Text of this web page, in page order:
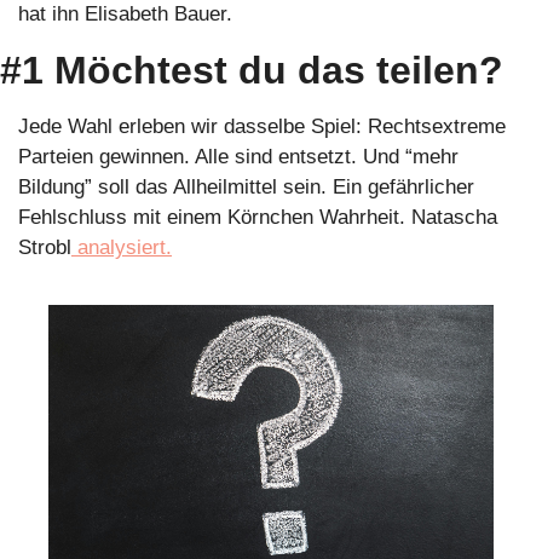
hat ihn Elisabeth Bauer.
#1 Möchtest du das teilen?
Jede Wahl erleben wir dasselbe Spiel: Rechtsextreme
Parteien gewinnen. Alle sind entsetzt. Und “mehr
Bildung” soll das Allheilmittel sein. Ein gefährlicher
Fehlschluss mit einem Körnchen Wahrheit. Natascha
Strobl analysiert.